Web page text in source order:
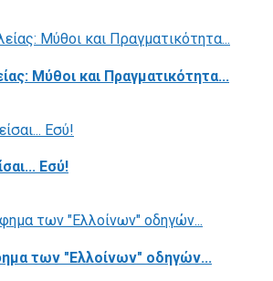
Μύθοι και Πραγματικότητα...
Εσύ!
των "Ελλοίνων" οδηγών...